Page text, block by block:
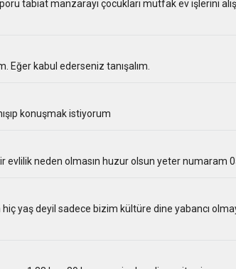
tabiat manzarayı çocukları mutfak ev işlerini
Eğer kabul ederseniz tanışalım.
konuşmak istiyorum
neden olmasın huzur olsun yeter numaram
yaş deyil sadece bizim kültüre dine yabancı